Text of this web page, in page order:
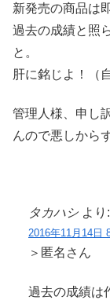
新発売の商品は
過去の成績と照
と。
肝に銘じよ！（
管理人様、申し
んので悪しからず
タカハシ より:
2016年11月14日
＞匿名さん
過去の成績は